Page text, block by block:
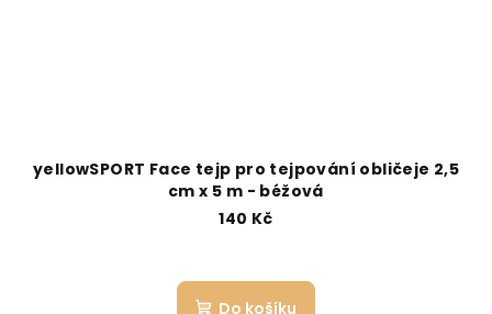
yellowSPORT Face tejp pro tejpování obličeje 2,5
cm x 5 m - béžová
140 Kč
Do košíku